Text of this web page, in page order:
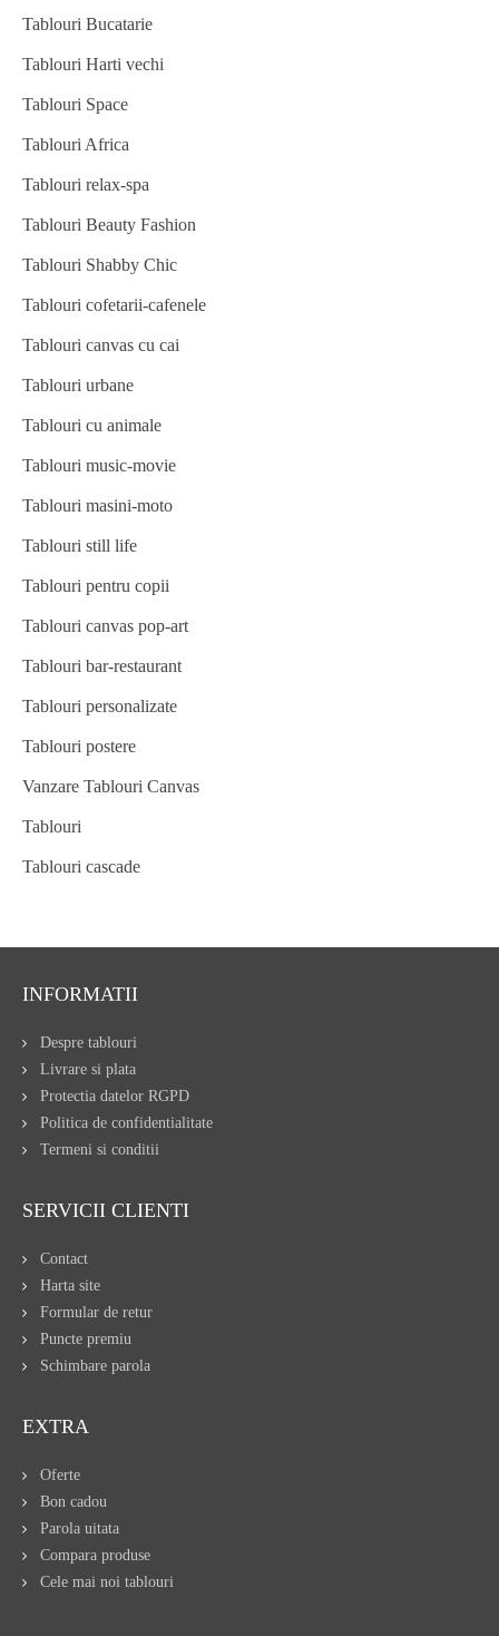
Tablouri Bucatarie
Tablouri Harti vechi
Tablouri Space
Tablouri Africa
Tablouri relax-spa
Tablouri Beauty Fashion
Tablouri Shabby Chic
Tablouri cofetarii-cafenele
Tablouri canvas cu cai
Tablouri urbane
Tablouri cu animale
Tablouri music-movie
Tablouri masini-moto
Tablouri still life
Tablouri pentru copii
Tablouri canvas pop-art
Tablouri bar-restaurant
Tablouri personalizate
Tablouri postere
Vanzare Tablouri Canvas
Tablouri
Tablouri cascade
INFORMATII
Despre tablouri
Livrare si plata
Protectia datelor RGPD
Politica de confidentialitate
Termeni si conditii
SERVICII CLIENTI
Contact
Harta site
Formular de retur
Puncte premiu
Schimbare parola
EXTRA
Oferte
Bon cadou
Parola uitata
Compara produse
Cele mai noi tablouri